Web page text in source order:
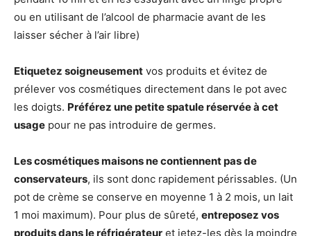
ou en utilisant de l’alcool de pharmacie avant de les
laisser sécher à l’air libre)
Etiquetez soigneusement vos produits et évitez de
prélever vos cosmétiques directement dans le pot avec
les doigts. Préférez une petite spatule réservée à cet
usage pour ne pas introduire de germes.
Les cosmétiques maisons ne contiennent pas de
conservateurs, ils sont donc rapidement périssables. (Un
pot de crème se conserve en moyenne 1 à 2 mois, un lait
1 moi maximum). Pour plus de sûreté, entreposez vos
produits dans le réfrigérateur et jetez-les dès la moindre